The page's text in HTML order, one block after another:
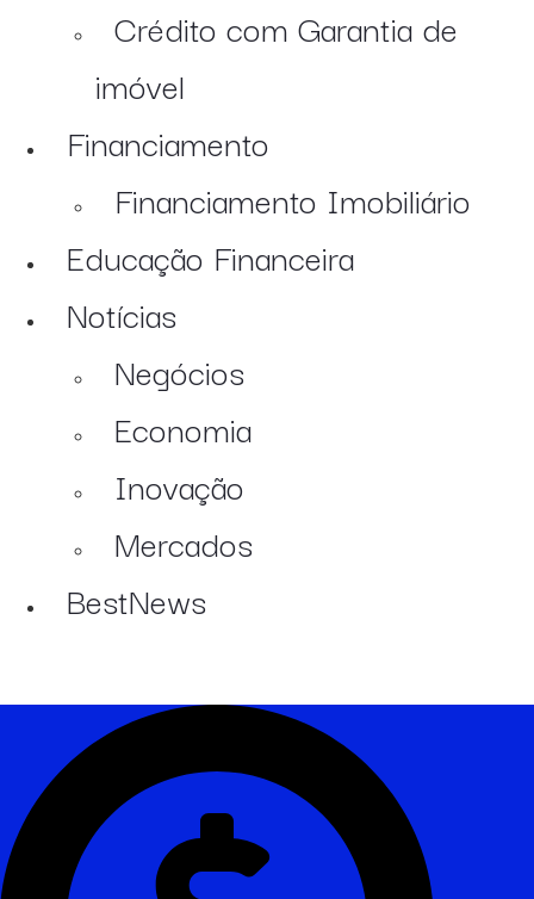
Crédito com Garantia de
imóvel
Financiamento
Financiamento Imobiliário
Educação Financeira
Notícias
Negócios
Economia
Inovação
Mercados
BestNews